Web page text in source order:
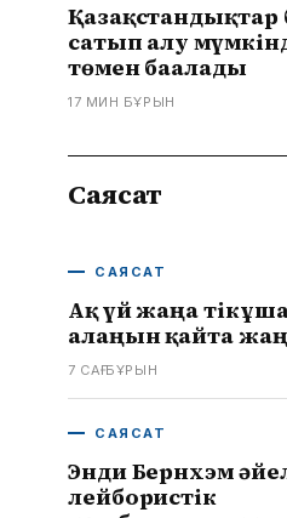
Қазақстандықтар
сатып алу
төмен бағалады
17 МИН БҰРЫН
Саясат
САЯСАТ
Ақ үй жаңа
алаңын қайта
7 САҒ БҰРЫН
САЯСАТ
Энди Бернхэм
лейбористік